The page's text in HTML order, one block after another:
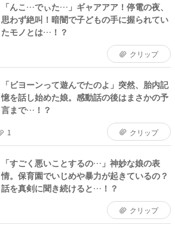
「んこ…でぃた…」ギャアアア！停電の夜、
思わず絶叫！暗闇で子どもの手に握られてい
たモノとは…！？
クリップ
「ビヨーンって遊んでたのよ」突然、胎内記
憶を話し始めた娘。感動話の後はまさかの予
言まで…！？
1 クリップ
「すごく悪いことするの…」神妙な娘の表
情。保育園でいじめや暴力が起きているの？
話を真剣に聞き続けると…！？
クリップ